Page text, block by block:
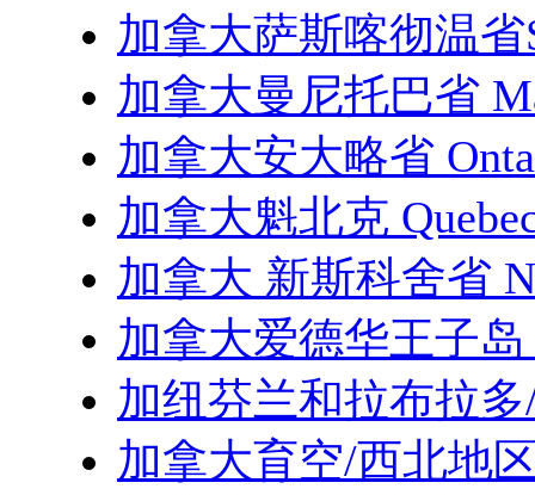
加拿大萨斯喀彻温省
加拿大曼尼托巴省
加拿大安大略省
加拿大魁北克
加拿大 新斯科舍省
加拿大爱德华王子岛
加纽芬兰和拉布拉
加拿大育空/西北地